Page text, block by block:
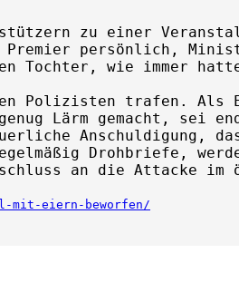
zu einer
persönlich,
Tochter, wie immer
Polizisten trafen. Als
Lärm gemacht, sei
Anschuldigung,
Drohbriefe,
an die Attacke
mit-eiern-beworfen/